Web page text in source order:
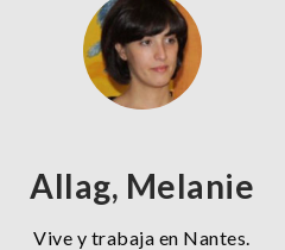
Allag, Melanie
Vive y trabaja en Nantes.